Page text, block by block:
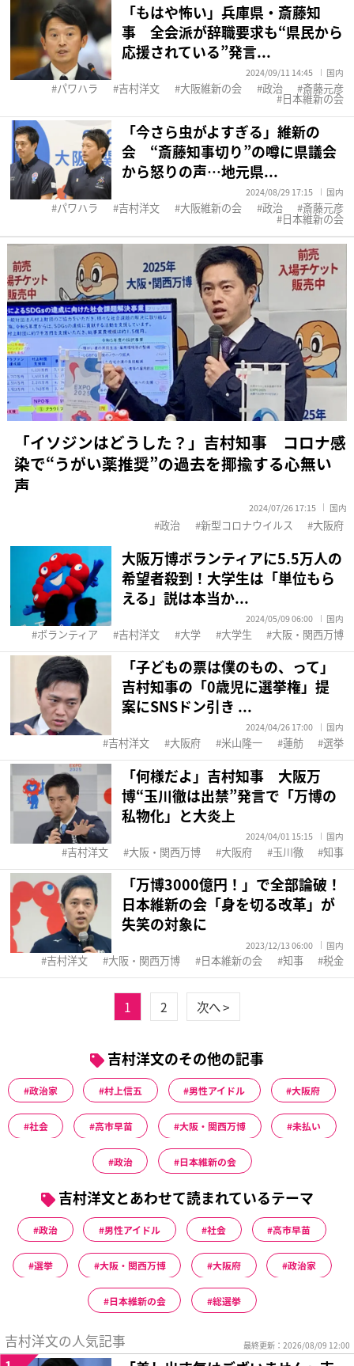
「もはや怖い」兵庫県・斎藤知
事 全会派が辞職要求も“県民から
応援されている”発言...
2024/09/11 14:45 国内
パワハラ 吉村洋文 大阪維新の会 政治 斎藤元彦
日本維新の会
「今さら虫がよすぎる」維新の
会 “斎藤知事切り”の噂に県議会
から怒りの声…地元県...
2024/08/29 17:15 国内
パワハラ 吉村洋文 大阪維新の会 政治 斎藤元彦
日本維新の会
「イソジンはどうした？」吉村知事 コロナ感
染で“うがい薬推奨”の過去を揶揄する心無い
声
2024/07/26 17:15 国内
政治 新型コロナウイルス 大阪府
大阪万博ボランティアに5.5万人の
希望者殺到！大学生は「単位もら
える」説は本当か...
2024/05/09 06:00 国内
ボランティア 吉村洋文 大学 大学生 大阪・関西万博
「子どもの票は僕のもの、って」
吉村知事の「0歳児に選挙権」提
案にSNSドン引き ...
2024/04/26 17:00 国内
吉村洋文 大阪府 米山隆一 蓮舫 選挙
「何様だよ」吉村知事 大阪万
博“玉川徹は出禁”発言で「万博の
私物化」と大炎上
2024/04/01 15:15 国内
吉村洋文 大阪・関西万博 大阪府 玉川徹 知事
「万博3000億円！」で全部論破！
日本維新の会「身を切る改革」が
失笑の対象に
2023/12/13 06:00 国内
吉村洋文 大阪・関西万博 日本維新の会 知事 税金
1 2 次へ >
吉村洋文のその他の記事
政治家 村上信五 男性アイドル 大阪府
社会 高市早苗 大阪・関西万博 未払い
政治 日本維新の会
吉村洋文とあわせて読まれているテーマ
政治 男性アイドル 社会 高市早苗
選挙 大阪・関西万博 大阪府 政治家
日本維新の会 総選挙
吉村洋文の人気記事 最終更新：2026/08/09 12:00